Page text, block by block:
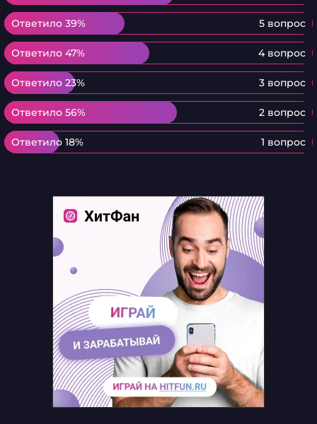
Ответило 39% 5 вопрос
Ответило 39%
Ответило 47% 4 вопрос
Ответило 47%
Ответило 23% 3 вопрос
Ответило 23%
Ответило 56% 2 вопрос
Ответило 56%
Ответило 18% 1 вопрос
Ответило 18%